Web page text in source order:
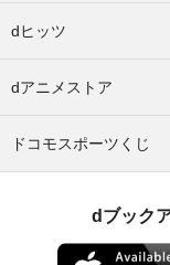
dヒッツ
dアニメストア
ドコモスポーツくじ
dブック